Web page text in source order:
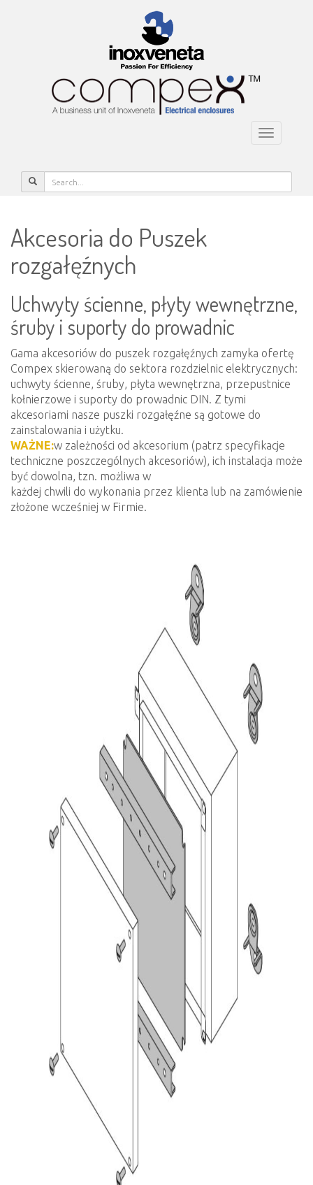
Toggle
Akcesoria do Puszek
rozgałęźnych
Uchwyty ścienne, płyty wewnętrzne,
śruby i suporty do prowadnic
Gama akcesoriów do puszek rozgałęźnych zamyka ofertę
Compex skierowaną do sektora rozdzielnic elektrycznych:
uchwyty ścienne, śruby, płyta wewnętrzna, przepustnice
kołnierzowe i suporty do prowadnic DIN. Z tymi
akcesoriami nasze puszki rozgałęźne są gotowe do
zainstalowania i użytku.
WAŻNE:w zależności od akcesorium (patrz specyfikacje
techniczne poszczególnych akcesoriów), ich instalacja może
być dowolna, tzn. możliwa w
każdej chwili do wykonania przez klienta lub na zamówienie
złożone wcześniej w Firmie.